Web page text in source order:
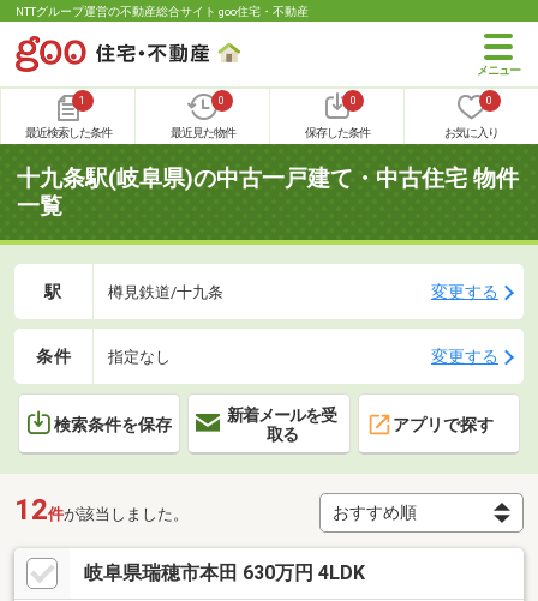
NTTグループ運営の不動産総合サイト goo住宅・不動産
1
最近検索した条件
0
最近見た物件
0
保存した条件
0
お気に入り
十九条駅(岐阜県)の中古一戸建て・中古住宅 物件
一覧
駅 樽見鉄道/十九条 変更する
条件 指定なし 変更する
検索条件を保存
新着メールを受
取る
アプリで探す
12件が該当しました。
岐阜県瑞穂市本田 630万円 4LDK